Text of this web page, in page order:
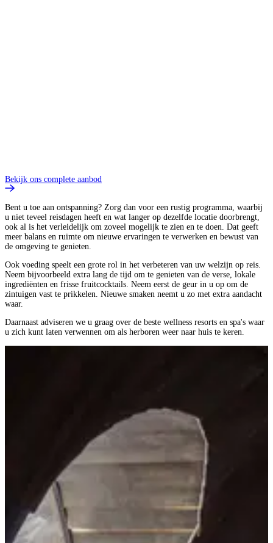
Bekijk ons complete aanbod
Bent u toe aan ontspanning? Zorg dan voor een rustig programma, waarbij
u niet teveel reisdagen heeft en wat langer op dezelfde locatie doorbrengt,
ook al is het verleidelijk om zoveel mogelijk te zien en te doen. Dat geeft
meer balans en ruimte om nieuwe ervaringen te verwerken en bewust van
de omgeving te genieten.
Ook voeding speelt een grote rol in het verbeteren van uw welzijn op reis.
Neem bijvoorbeeld extra lang de tijd om te genieten van de verse, lokale
ingrediënten en frisse fruitcocktails. Neem eerst de geur in u op om de
zintuigen vast te prikkelen. Nieuwe smaken neemt u zo met extra aandacht
waar.
Daarnaast adviseren we u graag over de beste wellness resorts en spa's waar
u zich kunt laten verwennen om als herboren weer naar huis te keren.